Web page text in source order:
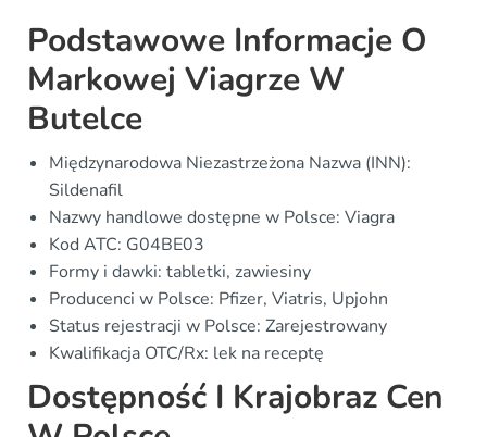
Podstawowe Informacje O
Markowej Viagrze W
Butelce
Międzynarodowa Niezastrzeżona Nazwa (INN):
Sildenafil
Nazwy handlowe dostępne w Polsce: Viagra
Kod ATC: G04BE03
Formy i dawki: tabletki, zawiesiny
Producenci w Polsce: Pfizer, Viatris, Upjohn
Status rejestracji w Polsce: Zarejestrowany
Kwalifikacja OTC/Rx: lek na receptę
Dostępność I Krajobraz Cen